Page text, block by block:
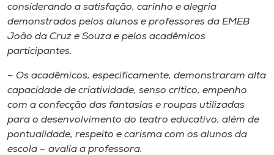
considerando a satisfação, carinho e alegria
demonstrados pelos alunos e professores da EMEB
João da Cruz e Souza e pelos acadêmicos
participantes.
– Os acadêmicos, especificamente, demonstraram alta
capacidade de criatividade, senso crítico, empenho
com a confecção das fantasias e roupas utilizadas
para o desenvolvimento do teatro educativo, além de
pontualidade, respeito e carisma com os alunos da
escola – avalia a professora.